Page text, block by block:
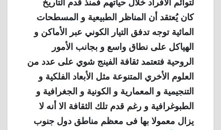
لتوائم الأفراد خلال حياتهم فمنذ قدم التاريخ
كان يُعتقد أن المناظر الطبيعية و المسطحات
المائية توجه تدفق التيار الكوني عبر الأماكن و
الهياكل على نطاق واسع و بجانب الأمور
الروحية فتعتمد ثقافة الفينج شوي على عدد من
العلوم الأخري المتنوعة مثل الأبعاد الفلكية و
التنجيمية و المعمارية و الكونية و الجغرافية و
الطبوغرافية و رغم قدم تلك الثقافة الا أنه لا
يزال معمولا بها فى معظم مناطق دول جنوب